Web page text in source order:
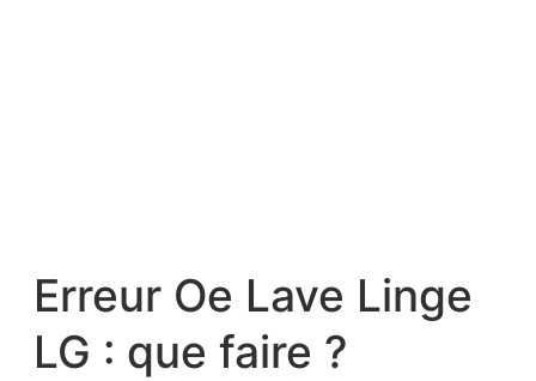
Erreur Oe Lave Linge
LG : que faire ?